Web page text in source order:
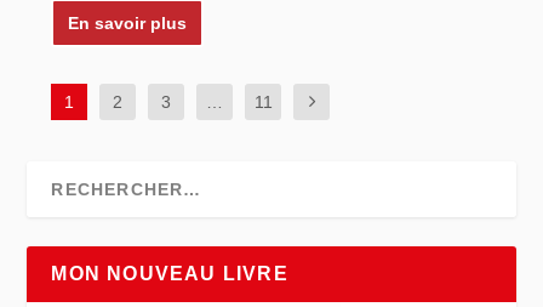
En savoir plus
1 2 3 11
MON NOUVEAU LIVRE